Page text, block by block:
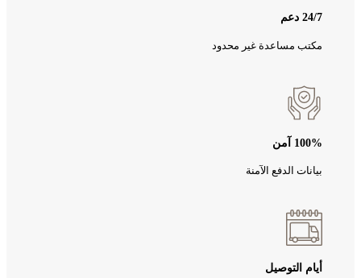
24/7 دعم
مكتب مساعدة غير محدود
100% آمن
بيانات الدفع الآمنة
أيام التوصيل